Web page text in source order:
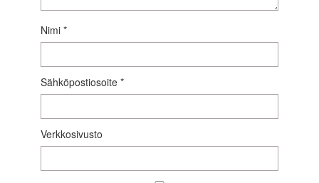
Nimi *
Sähköpostiosoite *
Verkkosivusto